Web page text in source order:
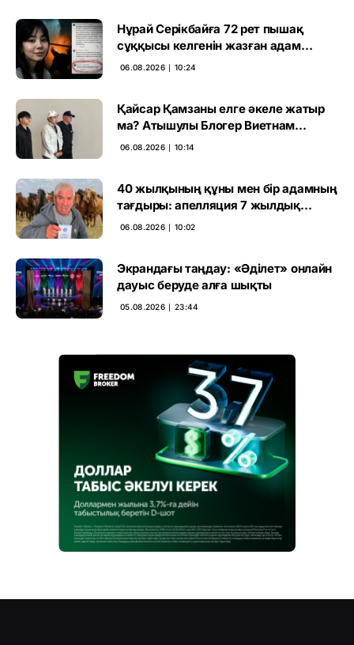
Нұрай Серікбайға 72 рет пышақ
сұққысы келгенін жазған адам
ұсталды
06.08.2026 ∣ 10:24
Қайсар Қамзаны елге әкеле жатыр
ма? Атышулы Блогер Виетнам
әуежайында көзге түсті
06.08.2026 ∣ 10:14
40 жылқының құны мен бір адамның
тағдыры: апелляция 7 жылдық
үкімді бұзды
06.08.2026 ∣ 10:02
Экрандағы таңдау: «Әділет» онлайн
дауыс беруде алға шықты
05.08.2026 ∣ 23:44